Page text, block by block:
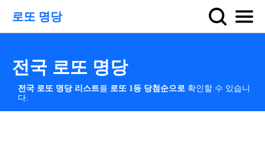
로또 명당
전국 로또 명당
전국 로또 명당 리스트를 로또 1등 당첨순으로 확인할 수 있습니
다.